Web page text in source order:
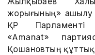
жорығының» ашылу
ҚР Парламенті
«Amanat»
Қошановтың